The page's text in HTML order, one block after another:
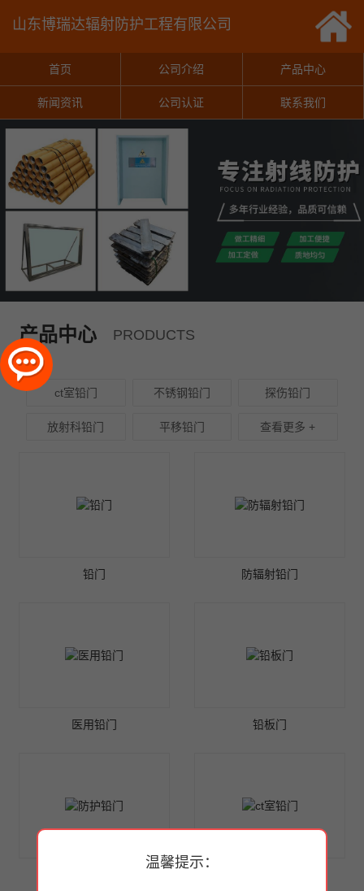
温馨提示：
山东博瑞达辐射防护工程有限公司
首页 公司介绍 产品中心
新闻资讯 公司认证 联系我们
产品中心 PRODUCTS
ct室铅门 不锈钢铅门 探伤铅门
放射科铅门 平移铅门 查看更多 +
铅门 防辐射铅门
医用铅门 铅板门